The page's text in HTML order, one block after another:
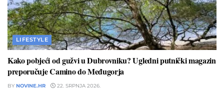
LIFESTYLE
Kako pobjeći od gužvi u Dubrovniku? Ugledni putnički magazin
preporučuje Camino do Međugorja
BY NOVINE.HR 22. SRPNJA 2026.